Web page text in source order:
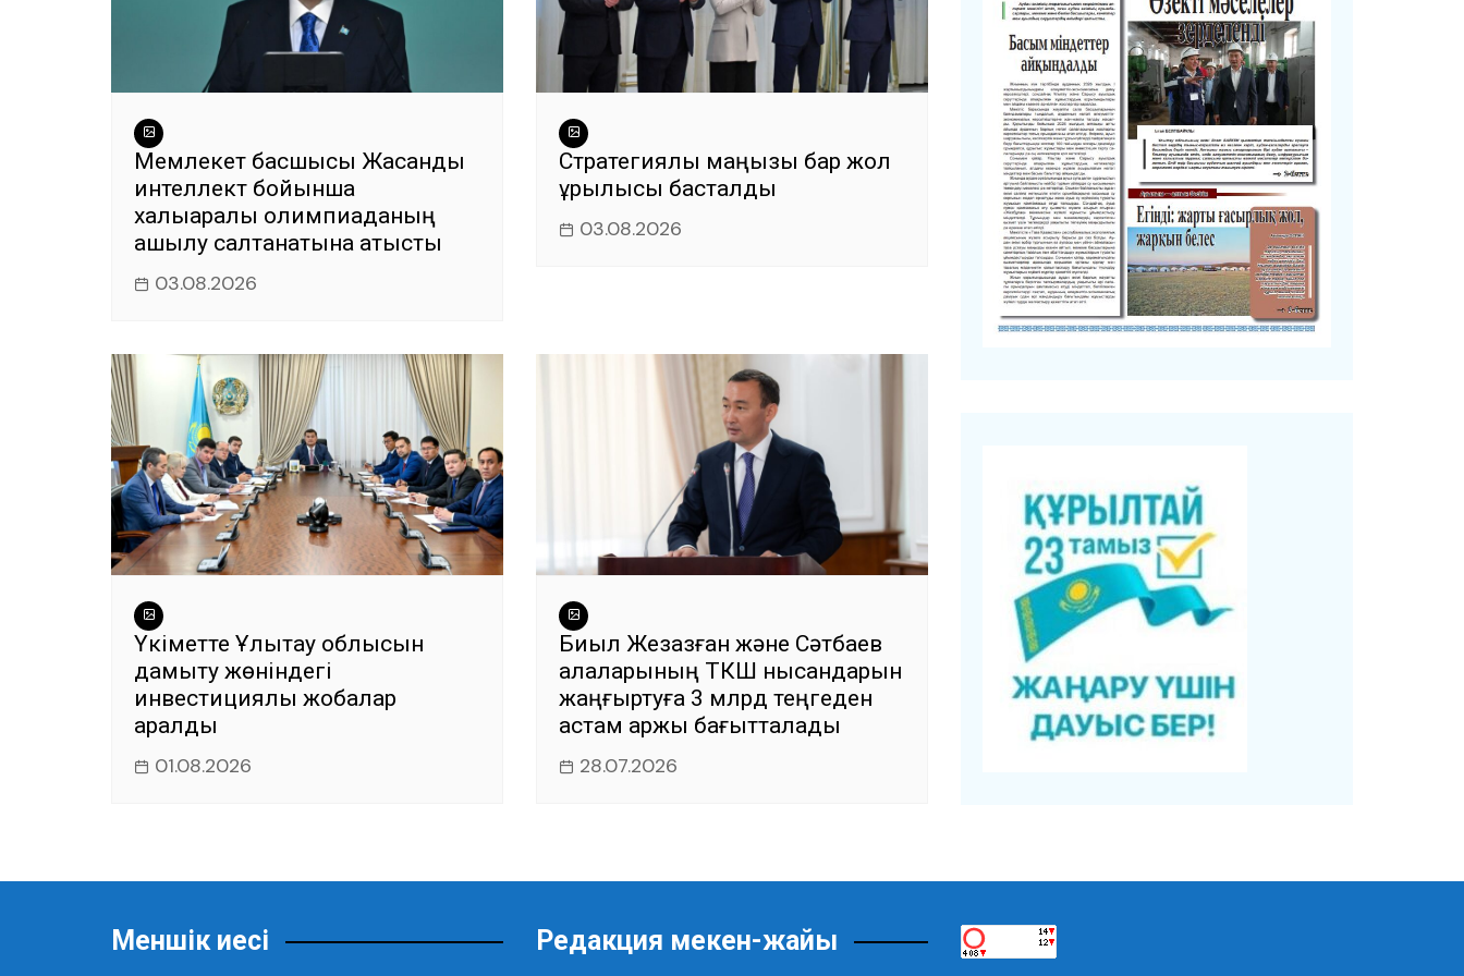
Мемлекет басшысы Жасанды
интеллект бойынша
халықаралық олимпиаданың
ашылу салтанатына қатысты
03.08.2026
Стратегиялық маңызы бар жол
құрылысы басталды
03.08.2026
Үкіметте Ұлытау облысын
дамыту жөніндегі
инвестициялық жобалар
қаралды
01.08.2026
Биыл Жезқазған және Сәтбаев
қалаларының ТКШ нысандарын
жаңғыртуға 3 млрд теңгеден
астам қаржы бағытталады
28.07.2026
Меншік иесі Редакция мекен-жайы